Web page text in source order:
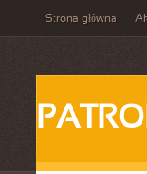
Strona główna